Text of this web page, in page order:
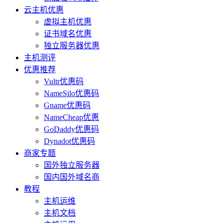
云主机优惠
虚拟主机优惠
证书域名优惠
独立服务器优惠
主机测评
优惠推荐
Vultr优惠码
NameSilo优惠码
Gname优惠码
NameCheap优惠
GoDaddy优惠码
Dynadot优惠码
商家专题
国外独立服务器
国内国外域名商
教程
主机运维
主机文档